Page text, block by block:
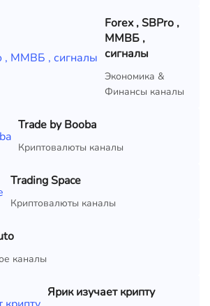
Forex , SBPro ,
ММВБ ,
сигналы
Экономика &
Финансы каналы
Trade by Booba
Криптовалюты каналы
Trading Space
Криптовалюты каналы
каналы
Ярик изучает крипту